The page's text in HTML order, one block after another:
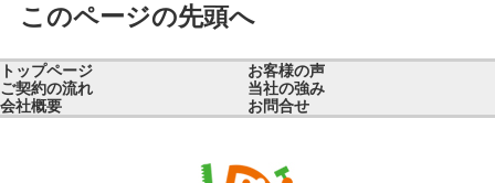
このページの先頭へ
トップページ
お客様の声
ご契約の流れ
当社の強み
会社概要
お問合せ